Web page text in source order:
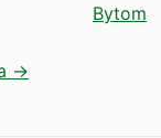
Bytom
→